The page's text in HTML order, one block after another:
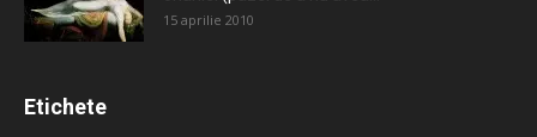
15 aprilie 2010
Etichete